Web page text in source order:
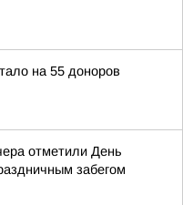
на 55 доноров
отметили День
забегом